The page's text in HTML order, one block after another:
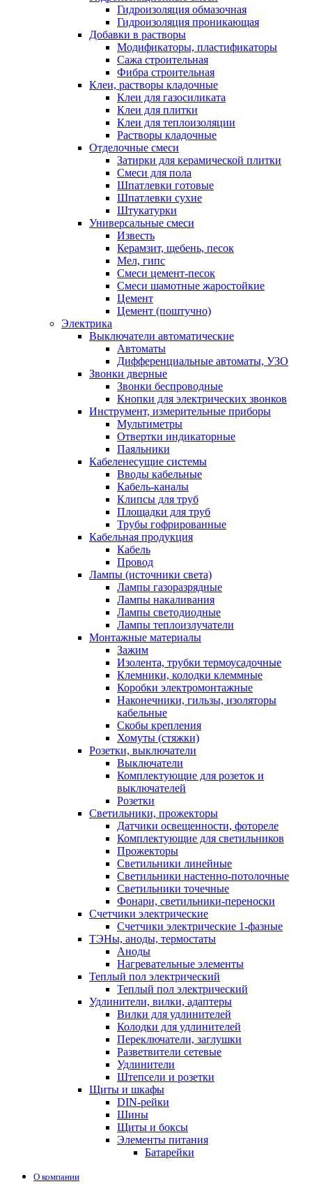
Гидроизоляция обмазочная
Гидроизоляция проникающая
Добавки в растворы
Модификаторы, пластификаторы
Сажа строительная
Фибра строительная
Клеи, растворы кладочные
Клеи для газосиликата
Клеи для плитки
Клеи для теплоизоляции
Растворы кладочные
Отделочные смеси
Затирки для керамической плитки
Смеси для пола
Шпатлевки готовые
Шпатлевки сухие
Штукатурки
Универсальные смеси
Известь
Керамзит, щебень, песок
Мел, гипс
Смеси цемент-песок
Смеси шамотные жаростойкие
Цемент
Цемент (поштучно)
Электрика
Выключатели автоматические
Автоматы
Дифференциальные автоматы, УЗО
Звонки дверные
Звонки беспроводные
Кнопки для электрических звонков
Инструмент, измерительные приборы
Мультиметры
Отвертки индикаторные
Паяльники
Кабеленесущие системы
Вводы кабельные
Кабель-каналы
Клипсы для труб
Площадки для труб
Трубы гофрированные
Кабельная продукция
Кабель
Провод
Лампы (источники света)
Лампы газоразрядные
Лампы накаливания
Лампы светодиодные
Лампы теплоизлучатели
Монтажные материалы
Зажим
Изолента, трубки термоусадочные
Клемники, колодки клеммные
Коробки электромонтажные
Наконечники, гильзы, изоляторы
кабельные
Скобы крепления
Хомуты (стяжки)
Розетки, выключатели
Выключатели
Комплектующие для розеток и
выключателей
Розетки
Светильники, прожекторы
Датчики освещенности, фотореле
Комплектующие для светильников
Прожекторы
Светильники линейные
Светильники настенно-потолочные
Светильники точечные
Фонари, светильники-переноски
Счетчики электрические
Счетчики электрические 1-фазные
ТЭНы, аноды, термостаты
Аноды
Нагревательные элементы
Теплый пол электрический
Теплый пол электрический
Удлинители, вилки, адаптеры
Вилки для удлинителей
Колодки для удлинителей
Переключатели, заглушки
Разветвители сетевые
Удлинители
Штепсели и розетки
Щиты и шкафы
DIN-рейки
Шины
Щиты и боксы
Элементы питания
Батарейки
О компании